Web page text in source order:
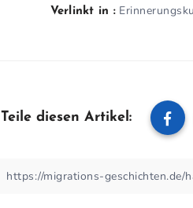
Verlinkt in :
Teile diesen Artikel: